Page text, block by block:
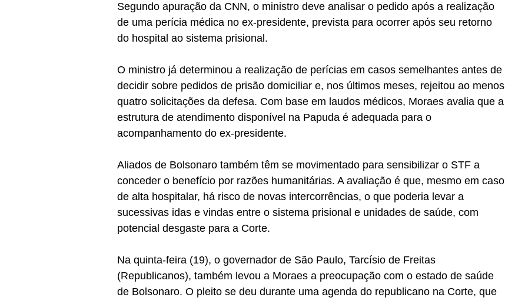
Segundo apuração da CNN, o ministro deve analisar o pedido após a realização
de uma perícia médica no ex-presidente, prevista para ocorrer após seu retorno
do hospital ao sistema prisional.
O ministro já determinou a realização de perícias em casos semelhantes antes de
decidir sobre pedidos de prisão domiciliar e, nos últimos meses, rejeitou ao menos
quatro solicitações da defesa. Com base em laudos médicos, Moraes avalia que a
estrutura de atendimento disponível na Papuda é adequada para o
acompanhamento do ex-presidente.
Aliados de Bolsonaro também têm se movimentado para sensibilizar o STF a
conceder o benefício por razões humanitárias. A avaliação é que, mesmo em caso
de alta hospitalar, há risco de novas intercorrências, o que poderia levar a
sucessivas idas e vindas entre o sistema prisional e unidades de saúde, com
potencial desgaste para a Corte.
Na quinta-feira (19), o governador de São Paulo, Tarcísio de Freitas
(Republicanos), também levou a Moraes a preocupação com o estado de saúde
de Bolsonaro. O pleito se deu durante uma agenda do republicano na Corte, que